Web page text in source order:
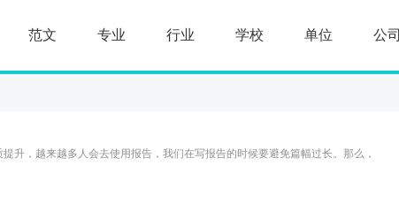
范文 专业 行业 学校 单位 公司
，越来越多人会去使用报告，我们在写报告的时候要避免篇幅过长。那么，